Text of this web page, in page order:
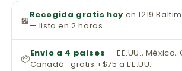
🏪Recogida gratis hoy en 1219
— lista en 2 horas
📦Envío a 4 países — EE.UU.,
Canadá · gratis +$75 a EE.UU.